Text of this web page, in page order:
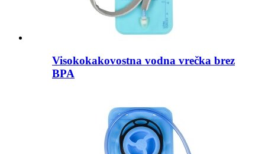
Visokokakovostna vodna vrečka brez
BPA